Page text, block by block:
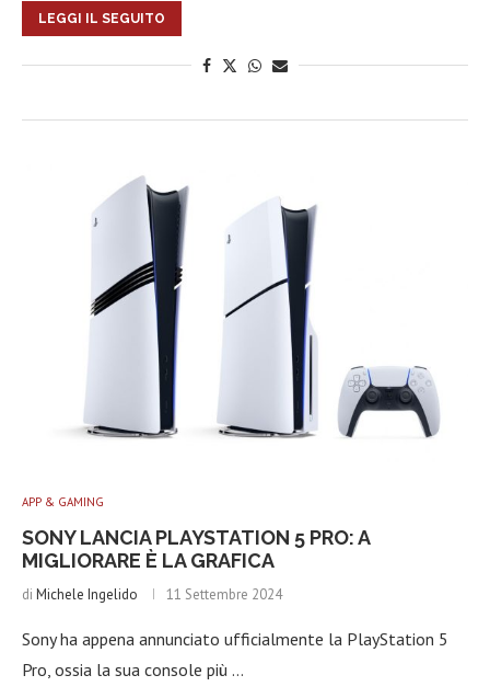
LEGGI IL SEGUITO
APP & GAMING
SONY LANCIA PLAYSTATION 5 PRO: A
MIGLIORARE È LA GRAFICA
di Michele Ingelido 11 Settembre 2024
Sony ha appena annunciato ufficialmente la PlayStation 5
Pro, ossia la sua console più …